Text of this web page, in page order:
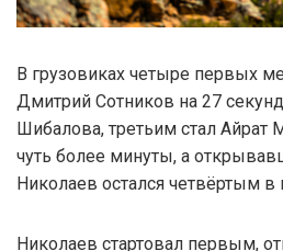
В грузовиках четыре первых
Дмитрий Сотников на 27
Шибалова, третьим стал Айрат
чуть более минуты, а
Николаев остался четвёртым в
Николаев стартовал первым,